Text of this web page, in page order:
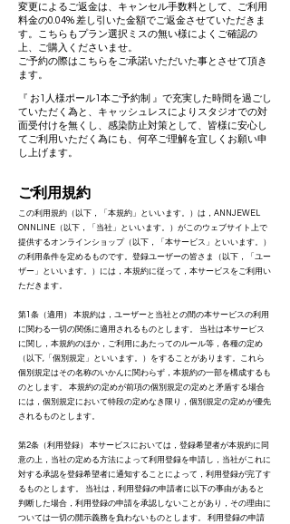
変更によるご返金は、キャンセル手数料として、ご利用
料金の0.04%差し引いた金額でご返金させていただきま
す。 こちらもプラン選択ミスの無い様によくご確認の
上、ご購入くださいませ。
ご予約の際はこちらをご承諾いただいた事とさせて頂き
ます。
『 お1人様ポール1本ご予約制 』で充実した時間を過ごし
ていただく為と、キャッシュレスによりスタジオでの対
面受付けを無くし、感染防止対策として、皆様に安心し
てご利用いただく為にも、何卒ご理解を宜しくお願い申
し上げます。
ご利用規約
この利用規約（以下，「本規約」といいます。）は，ANNJEWEL
ONNLINE（以下，「当社」といいます。）がこのウェブサイト上で
提供するオンラインショップ（以下，「本サービス」といいます。）
の利用条件を定めるものです。登録ユーザーの皆さま（以下，「ユー
ザー」といいます。）には，本規約に従って，本サービスをご利用い
ただきます。
第1条（適用） 本規約は，ユーザーと当社との間の本サービスの利用
に関わる一切の関係に適用されるものとします。 当社は本サービス
に関し，本規約のほか，ご利用にあたってのルール等，各種の定め
（以下,「個別規定」といいます。）をすることがあります。これら
個別規定はその名称のいかんに関わらず，本規約の一部を構成するも
のとします。 本規約の定めが前項の個別規定の定めと矛盾する場合
には，個別規定において特段の定めなき限り，個別規定の定めが優先
されるものとします。
第2条（利用登録） 本サービスにおいては，登録希望者が本規約に同
意の上，当社の定める方法によって利用登録を申請し，当社がこれに
対する承認を登録希望者に通知することによって，利用登録が完了す
るものとします。 当社は，利用登録の申請者に以下の事由があると
判断した場合，利用登録の申請を承認しないことがあり，その理由に
ついては一切の開示義務を負わないものとします。 利用登録の申請